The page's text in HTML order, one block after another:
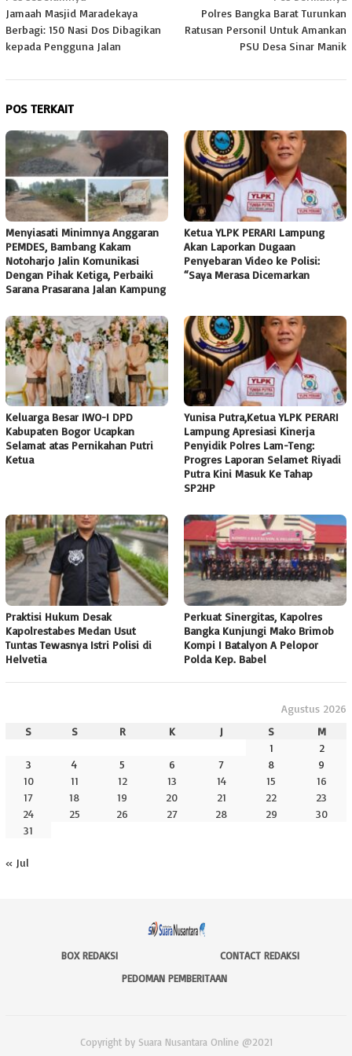
pos
Jamaah Masjid Maradekaya
Berbagi: 150 Nasi Dos Dibagikan
kepada Pengguna Jalan
Polres Bangka Barat Turunkan
Ratusan Personil Untuk Amankan
PSU Desa Sinar Manik
POS TERKAIT
Menyiasati Minimnya Anggaran
PEMDES, Bambang Kakam
Notoharjo Jalin Komunikasi
Dengan Pihak Ketiga, Perbaiki
Sarana Prasarana Jalan Kampung
Ketua YLPK PERARI Lampung
Akan Laporkan Dugaan
Penyebaran Video ke Polisi:
“Saya Merasa Dicemarkan
Keluarga Besar IWO-I DPD
Kabupaten Bogor Ucapkan
Selamat atas Pernikahan Putri
Ketua
Yunisa Putra,Ketua YLPK PERARI
Lampung Apresiasi Kinerja
Penyidik Polres Lam-Teng:
Progres Laporan Selamet Riyadi
Putra Kini Masuk Ke Tahap
SP2HP
Praktisi Hukum Desak
Kapolrestabes Medan Usut
Tuntas Tewasnya Istri Polisi di
Helvetia
Perkuat Sinergitas, Kapolres
Bangka Kunjungi Mako Brimob
Kompi I Batalyon A Pelopor
Polda Kep. Babel
Agustus 2026
S
S R K J S
M
1
2
3
4 5 6 7 8
9
10
11 12 13 14 15
16
17
18 19 20 21 22
23
24
25 26 27 28 29
30
31
« Jul
BOX REDAKSI
CONTACT REDAKSI
PEDOMAN PEMBERITAAN
Copyright by Suara Nusantara Online @2021